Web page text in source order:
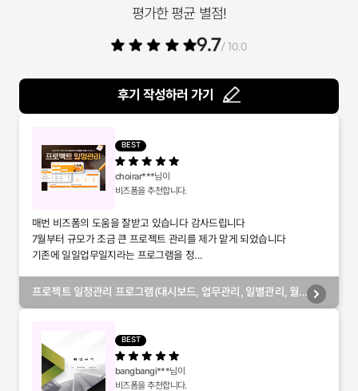
평가한 평균 별점!
9.7/ 10.0
후기 작성하러 가기
BEST
choirar***님이
비즈폼을 추천합니다.
매번 비즈폼의 도움을 잘받고 있습니다 감사드립니다
7월부터 규모가 조금 큰 프로젝트 관리를 제가 맡게 되었습니다
기존에 일일업무일지라는 프로그램을 정...
프로젝트 일정관리 프로그램(대시보드, 업무관리, 일별관리, 월
BEST
bangbangi***님이
비즈폼을 추천합니다.